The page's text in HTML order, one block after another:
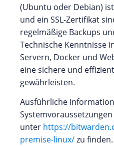
(Ubuntu oder Debian)
und ein SSL-Zertifikat
regelmäßige Backups
Technische Kenntnisse
Servern, Docker und
eine sichere und
gewährleisten.
Ausführliche
unter https://
premise-linux/zu finden.